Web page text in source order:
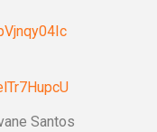
Santos